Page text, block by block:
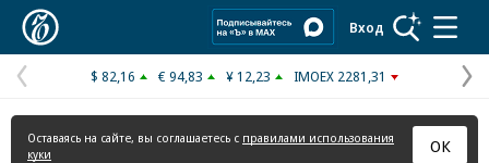
Вход
Предыдущая
страница
$ 82,16 € 94,83 ¥ 12,23 IMOEX 2281,31
Оставаясь на сайте, вы соглашаетесь с правилами использования
куки
ОК